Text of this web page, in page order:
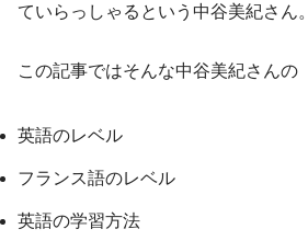
ていらっしゃるという中谷美紀さん。
この記事ではそんな中谷美紀さんの
英語のレベル
フランス語のレベル
英語の学習方法